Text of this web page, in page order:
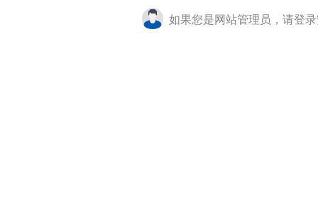
如果您是网站管理员，请登